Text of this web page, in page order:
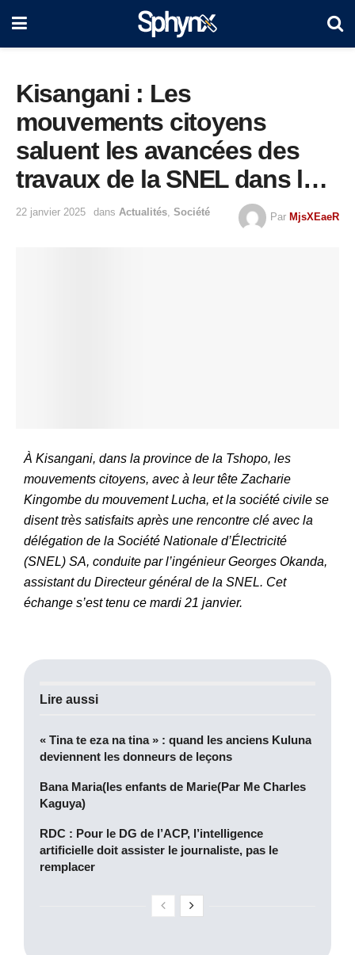
Kisangani : Les
mouvements citoyens
saluent les avancées des
travaux de la SNEL dans la
gestion de fonds Frivao
22 janvier 2025 dans Actualités Société Par MjsXEaeR
À Kisangani, dans la province de la Tshopo, les
mouvements citoyens, avec à leur tête Zacharie
Kingombe du mouvement Lucha, et la société civile se
disent très satisfaits après une rencontre clé avec la
délégation de la Société Nationale d’Électricité
(SNEL) SA, conduite par l’ingénieur Georges Okanda,
assistant du Directeur général de la SNEL. Cet
échange s’est tenu ce mardi 21 janvier.
Lire aussi
« Tina te eza na tina » : quand les anciens Kuluna
deviennent les donneurs de leçons
Bana Maria(les enfants de Marie(Par Me Charles
Kaguya)
RDC : Pour le DG de l’ACP, l’intelligence
artificielle doit assister le journaliste, pas le
remplacer